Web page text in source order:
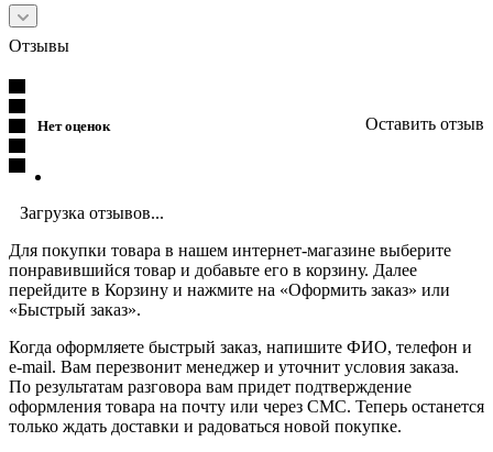
Отзывы
Нет оценок Оставить отзыв
Загрузка отзывов...
Для покупки товара в нашем интернет-магазине выберите
понравившийся товар и добавьте его в корзину. Далее
перейдите в Корзину и нажмите на «Оформить заказ» или
«Быстрый заказ».
Когда оформляете быстрый заказ, напишите ФИО, телефон и
e-mail. Вам перезвонит менеджер и уточнит условия заказа.
По результатам разговора вам придет подтверждение
оформления товара на почту или через СМС. Теперь останется
только ждать доставки и радоваться новой покупке.